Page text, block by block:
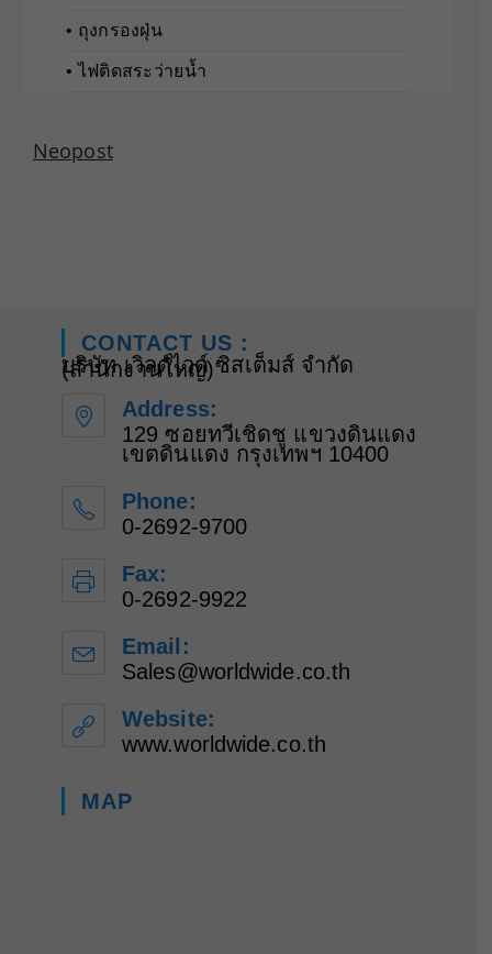
• ถุงกรองฝุ่น
• ไฟติดสระว่ายน้ำ
Neopost
CONTACT US :
บริษัท เวิลด์ไวด์ ซิสเต็มส์ จำกัด
(สำนักงานใหญ่)
Address:
129 ซอยทวีเชิดชู แขวงดินแดง
เขตดินแดง กรุงเทพฯ 10400
Phone:
0-2692-9700
Fax:
0-2692-9922
Email:
Sales@worldwide.co.th
Website:
www.worldwide.co.th
MAP